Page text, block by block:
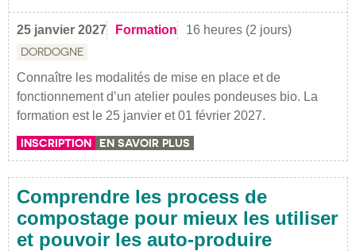
25 janvier 2027 Formation 16 heures (2 jours)
DORDOGNE
Connaître les modalités de mise en place et de
fonctionnement d’un atelier poules pondeuses bio. La
formation est le 25 janvier et 01 février 2027.
INSCRIPTION EN SAVOIR PLUS
Comprendre les process de
compostage pour mieux les utiliser
et pouvoir les auto-produire